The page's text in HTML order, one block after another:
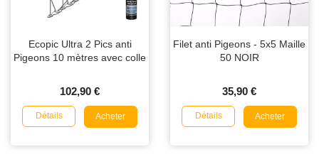
Ecopic Ultra 2 Pics anti
Pigeons 10 mètres avec colle
102,90 €
Détails Acheter
Filet anti Pigeons - 5x5 Maille
50 NOIR
35,90 €
Détails Acheter